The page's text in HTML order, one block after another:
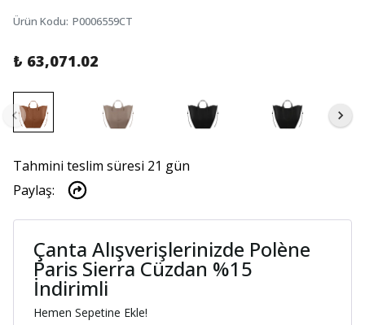
Ürün Kodu: P0006559CT
₺ 63,071.02
Tahmini teslim süresi 21 gün
Paylaş:
Çanta Alışverişlerinizde Polène
Paris Sierra Cüzdan %15
İndirimli
Hemen Sepetine Ekle!